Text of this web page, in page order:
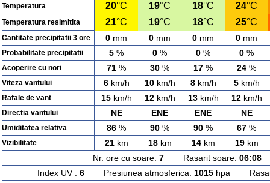
Temperatura 20°C 19°C 18°C 24°C
Temperatura resimitita 21°C 19°C 18°C 25°C
Cantitate precipitatii 3 ore 0 mm 0 mm 0 mm 0 mm
Probabilitate precipitatii 5 % 0 % 0 % 0 %
Acoperire cu nori 71 % 30 % 17 % 24 %
Viteza vantului 6km/h 10km/h 8km/h 5km/h
Rafale de vant 15km/h 12km/h 13km/h 12km/h
Directia vantului NE ENE ENE NE
Umiditatea relativa 86 % 90 % 90 % 67 %
Vizibilitate 21km 18km 14km 19km
Nr. ore cu soare: 7Rasarit soare: 06:08
Index UV : 6Presiunea atmosferica: 1015hpa